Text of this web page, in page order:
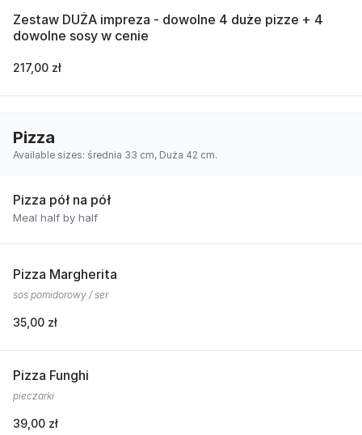
Zestaw DUŻA impreza - dowolne 4 duże pizze + 4
dowolne sosy w cenie
217,00 zł
Pizza
Available sizes: średnia 33 cm, Duża 42 cm.
Pizza pół na pół
Meal half by half
Pizza Margherita
sos pomidorowy / ser
35,00 zł
Pizza Funghi
pieczarki
39,00 zł